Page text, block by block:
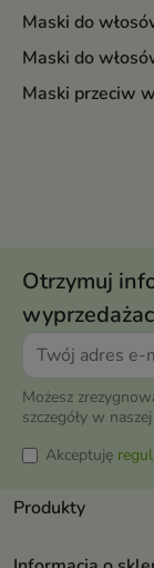
Maski do
Maski do
Maski przeciw
Otrzymuj
Możesz
szczegóły w
Akceptuję
Produkty